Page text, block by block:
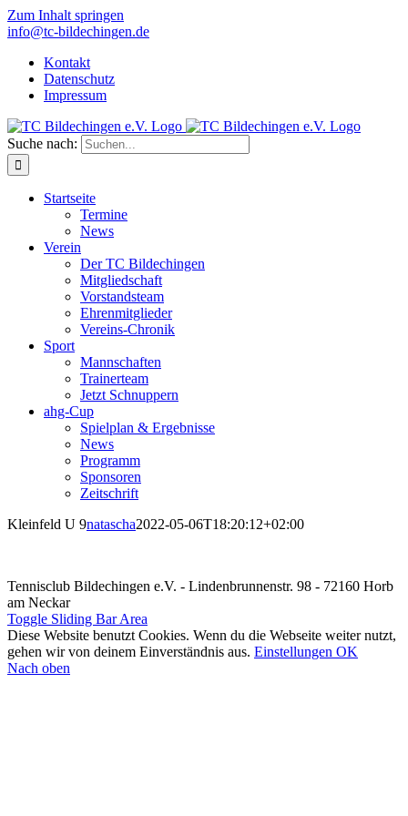
Zum Inhalt springen
info@tc-bildechingen.de
Kontakt
Datenschutz
Impressum
Suche nach:
Startseite
Termine
News
Verein
Der TC Bildechingen
Mitgliedschaft
Vorstandsteam
Ehrenmitglieder
Vereins-Chronik
Sport
Mannschaften
Trainerteam
Jetzt Schnuppern
ahg-Cup
Spielplan & Ergebnisse
News
Programm
Sponsoren
Zeitschrift
Kleinfeld U 9natascha2022-05-06T18:20:12+02:00
Tennisclub Bildechingen e.V. - Lindenbrunnenstr. 98 - 72160 Horb
am Neckar
Toggle Sliding Bar Area
Diese Website benutzt Cookies. Wenn du die Webseite weiter nutzt,
gehen wir von deinem Einverständnis aus. Einstellungen OK
Nach oben